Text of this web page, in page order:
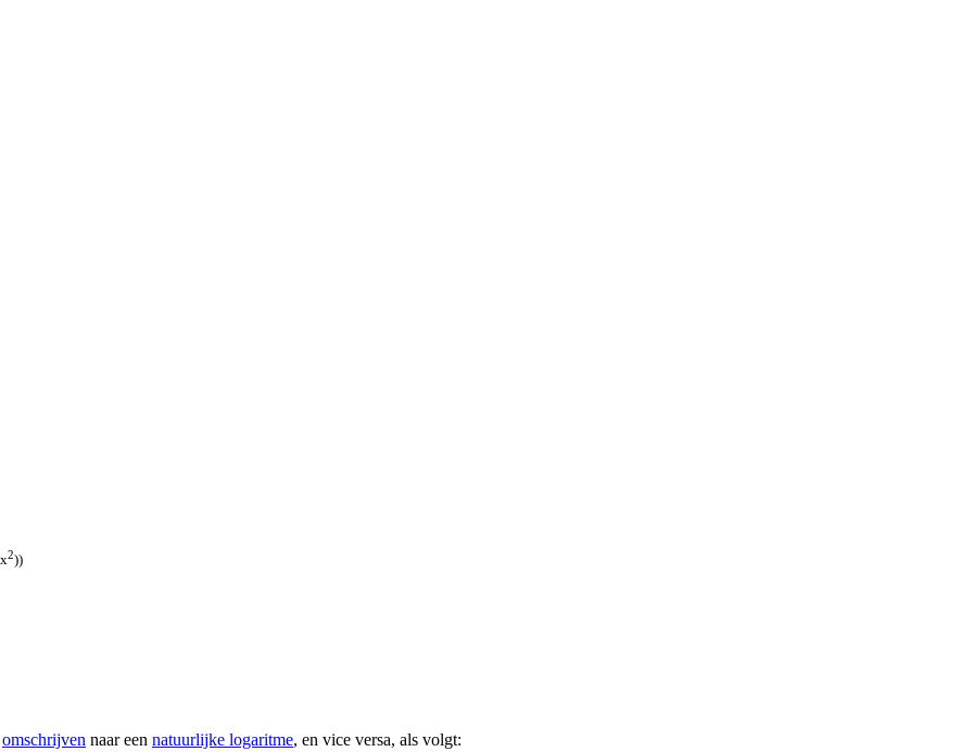
2))
omschrijven naar een natuurlijke logaritme, en vice versa, als volgt: